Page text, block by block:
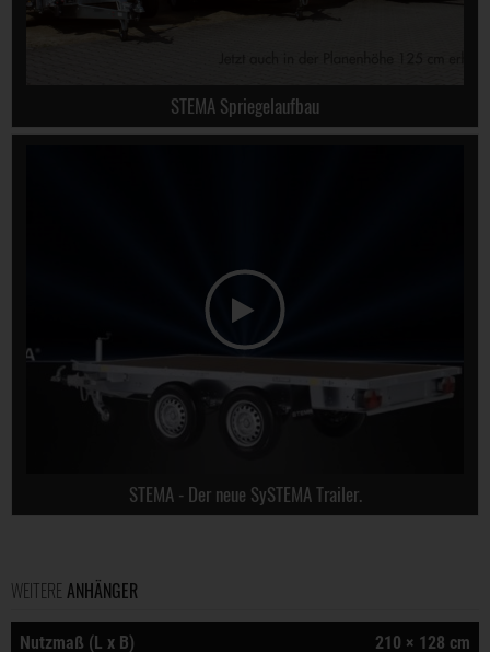
STEMA Spriegelaufbau
STEMA - Der neue SySTEMA Trailer.
WEITERE ANHÄNGER
Nutzmaß (L x B) 210 × 128 cm